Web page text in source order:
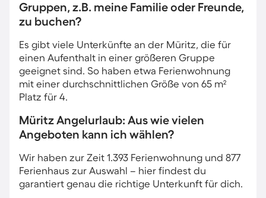
Gruppen, z.B. meine Familie oder Freunde,
zu buchen?
Es gibt viele Unterkünfte an der Müritz, die für
einen Aufenthalt in einer größeren Gruppe
geeignet sind. So haben etwa Ferienwohnung
mit einer durchschnittlichen Größe von 65 m²
Platz für 4.
Müritz Angelurlaub: Aus wie vielen
Angeboten kann ich wählen?
Wir haben zur Zeit 1.393 Ferienwohnung und 877
Ferienhaus zur Auswahl – hier findest du
garantiert genau die richtige Unterkunft für dich.